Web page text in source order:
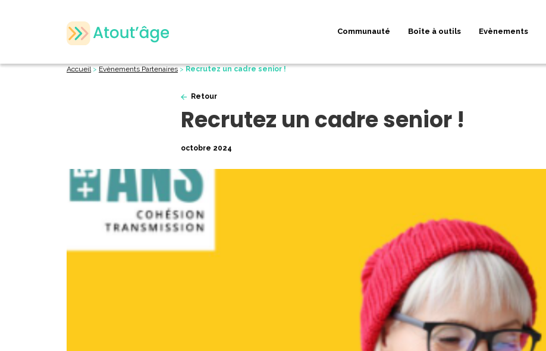
Communauté Boîte à outils Evènements
Accueil> Evènements Partenaires > Recrutez un cadre senior !
Retour
Recrutez un cadre senior !
octobre 2024